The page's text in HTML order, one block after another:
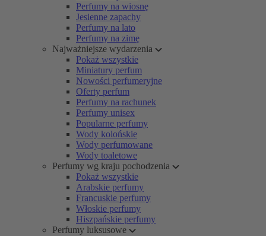
Perfumy na wiosnę
Jesienne zapachy
Perfumy na lato
Perfumy na zimę
Najważniejsze wydarzenia
Pokaż wszystkie
Miniatury perfum
Nowości perfumeryjne
Oferty perfum
Perfumy na rachunek
Perfumy unisex
Popularne perfumy
Wody kolońskie
Wody perfumowane
Wody toaletowe
Perfumy wg kraju pochodzenia
Pokaż wszystkie
Arabskie perfumy
Francuskie perfumy
Włoskie perfumy
Hiszpańskie perfumy
Perfumy luksusowe